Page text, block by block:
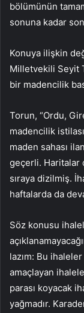
bölümünün
sonuna kadar
Konuya ilişkin
Milletvekili Seyit
bir madencilik
Torun, “Ordu,
madencilik
maden sahası
geçerli. Haritalar
sıraya dizilmiş.
haftalarda da
Söz konusu
lazım: Bu
amaçlayan
parası koyacak
yağmadır.